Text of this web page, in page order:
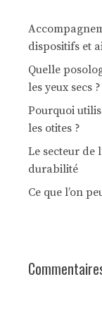
dispositifs et
Quelle
les yeux secs ?
Pourquoi
les otites ?
Le secteur de
durabilité
Ce que l’on